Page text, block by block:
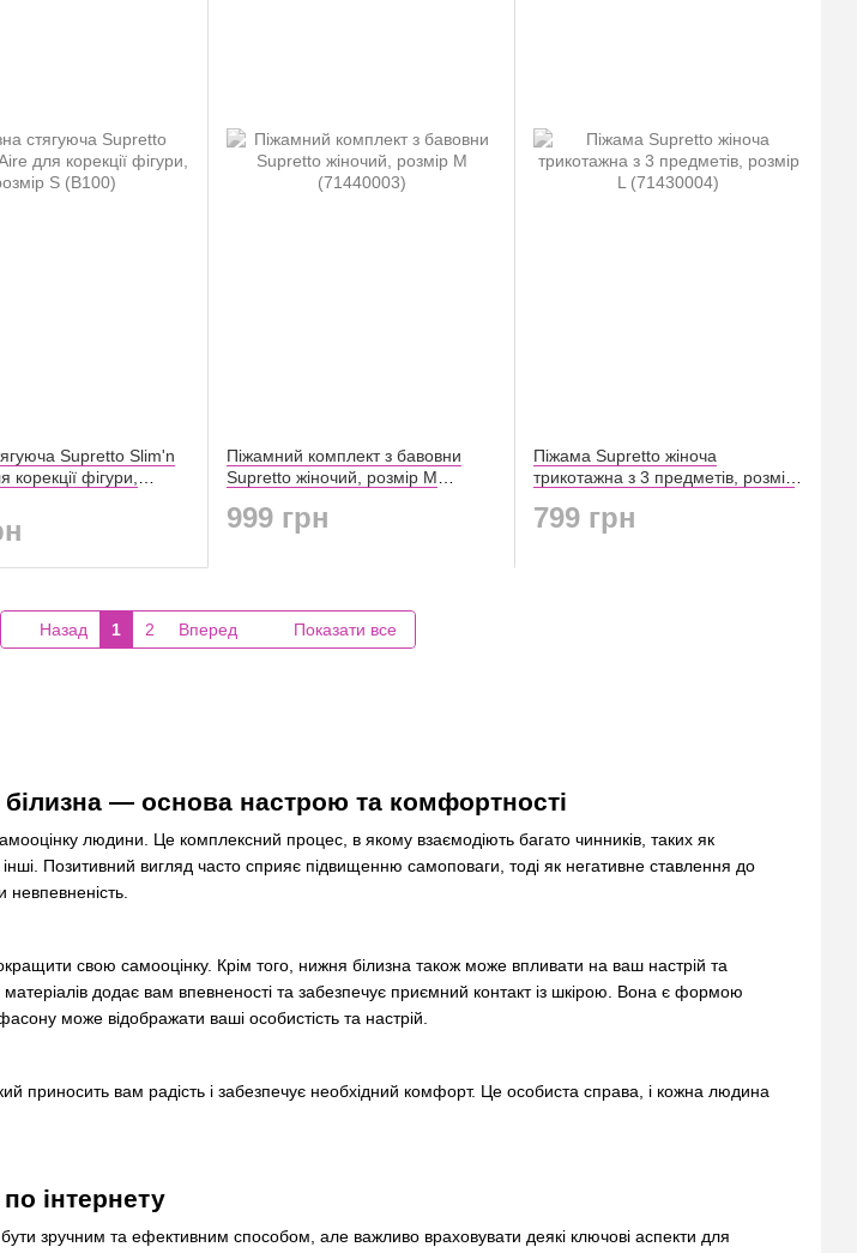
— основа настрою та комфортності
людини. Це комплексний процес, в якому взаємодіють багато чинників, таких як
інші. Позитивний вигляд часто сприяє підвищенню самоповаги, тоді як негативне ставлення до
свою самооцінку. Крім того, нижня білизна також може впливати на ваш настрій та
додає вам впевненості та забезпечує приємний контакт із шкірою. Вона є формою
може відображати ваші особистість та настрій.
приносить вам радість і забезпечує необхідний комфорт. Це особиста справа, і кожна людина
інтернету
зручним та ефективним способом, але важливо враховувати деякі ключові аспекти для
Supretto Slim'n
корекції фігури,
Піжамний комплект з бавовни
Supretto жіночий, розмір М
999 грн
Піжама Supretto жіноча
трикотажна з 3 предметів, розмір
799 грн
Назад 1 2 Вперед Показати все